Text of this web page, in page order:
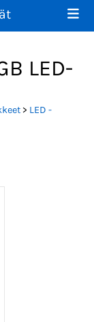
LED-
> LED -